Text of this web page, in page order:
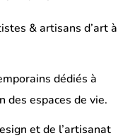
& artisans d’art à
dédiés à
des espaces de vie.
et de l’artisanat